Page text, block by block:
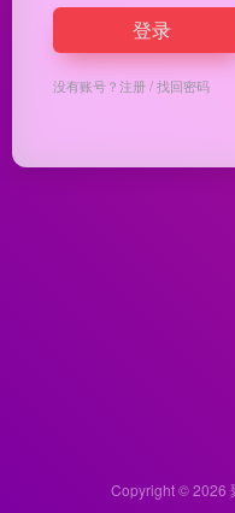
登录
没有账号？注册/找回密码
Copyright © 2026